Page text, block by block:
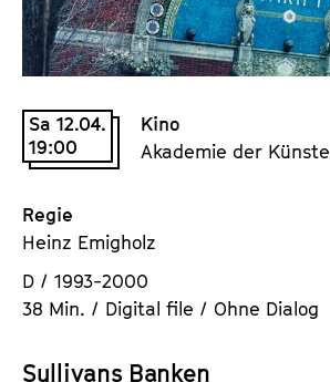
t
u
t
e
V
Sa 12.04.
19:00
Kino
Akademie der Künste
Regie
Heinz Emigholz
D / 1993-2000
38 Min. / Digital file / Ohne Dialog
Sullivans Banken